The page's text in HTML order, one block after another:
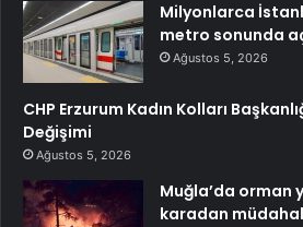
Milyonlarca
metro sonunda
Ağustos 5, 2026
CHP Erzurum Kadın Kolları
Değişimi
Ağustos 5, 2026
Muğla’da orman
karadan